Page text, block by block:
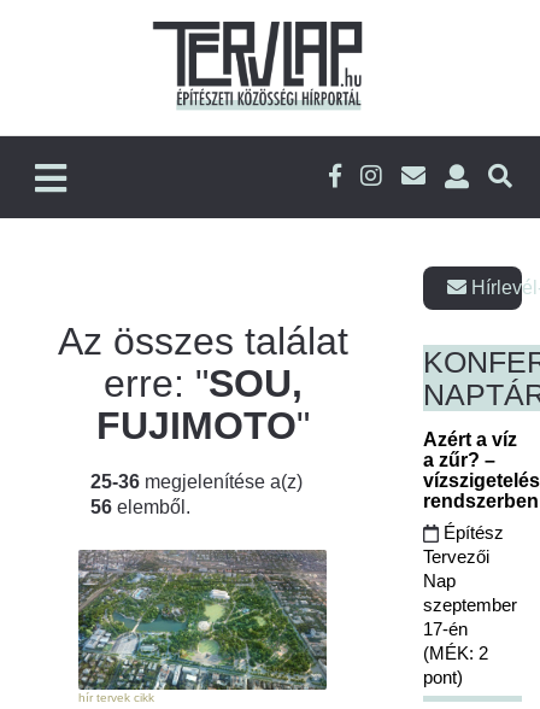
Az összes találat
erre: "SOU,
FUJIMOTO"
25-36 megjelenítése a(z)
56 elemből.
hír tervek cikk
Azért a víz
a zűr? –
Építész
Tervezői
Nap
szeptember
17-én
(MÉK: 2
pont)